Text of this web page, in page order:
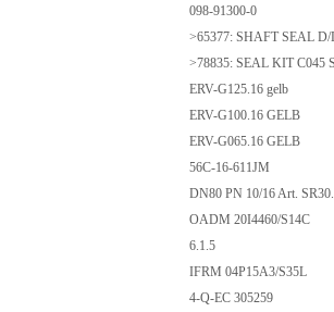
098-91300-0
>65377: SHAFT SEAL
>78835: SEAL KIT C045
ERV-G125.16 gelb
ERV-G100.16 GELB
ERV-G065.16 GELB
56C-16-611JM
DN80 PN 10/16 Art.
OADM 20I4460/S14C
6.1.5
IFRM 04P15A3/S35L
4-Q-EC 305259